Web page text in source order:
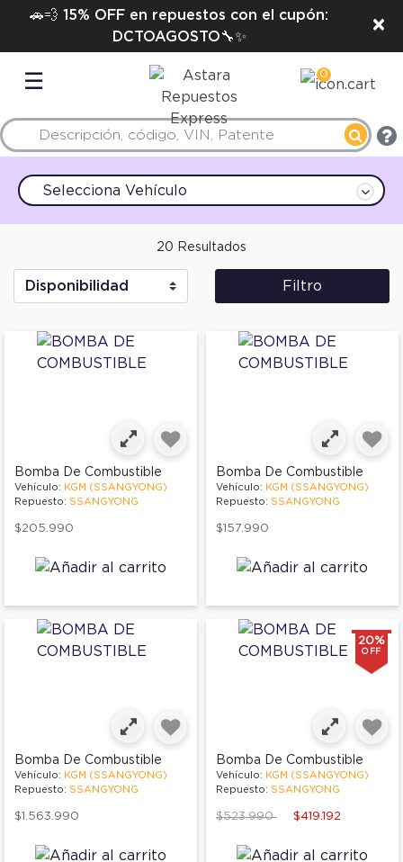
🚗💨 15% OFF en repuestos con el cupón:
DCTOAGOSTO🔧✨
×
☰ 0
Selecciona Vehículo
20 Resultados
Filtro
Bomba De Combustible
Vehículo: KGM (SSANGYONG)
Repuesto: SSANGYONG
$205.990
Bomba De Combustible
Vehículo: KGM (SSANGYONG)
Repuesto: SSANGYONG
$157.990
Bomba De Combustible
Vehículo: KGM (SSANGYONG)
Repuesto: SSANGYONG
$1.563.990
20%
OFF
Bomba De Combustible
Vehículo: KGM (SSANGYONG)
Repuesto: SSANGYONG
Price reduced from
$523.990to $419.192